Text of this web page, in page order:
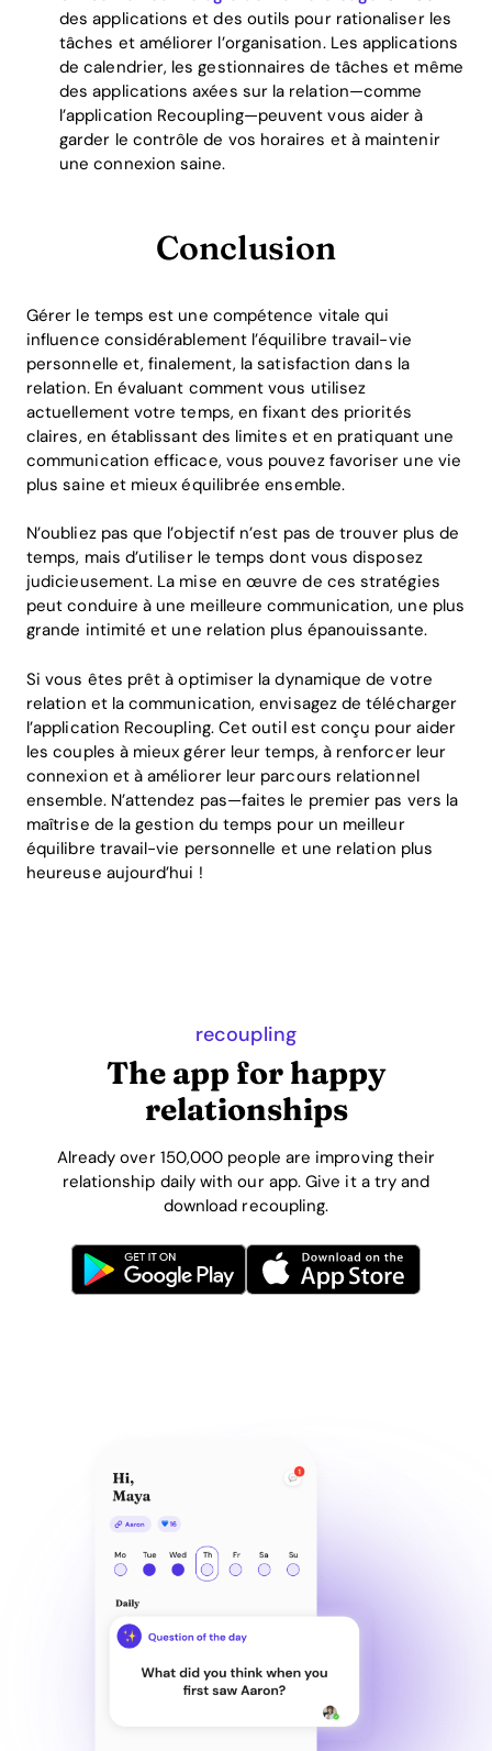
des applications et des outils pour rationaliser les
tâches et améliorer l’organisation. Les applications
de calendrier, les gestionnaires de tâches et même
des applications axées sur la relation—comme
l’application Recoupling—peuvent vous aider à
garder le contrôle de vos horaires et à maintenir
une connexion saine.
Conclusion
Gérer le temps est une compétence vitale qui
influence considérablement l’équilibre travail-vie
personnelle et, finalement, la satisfaction dans la
relation. En évaluant comment vous utilisez
actuellement votre temps, en fixant des priorités
claires, en établissant des limites et en pratiquant une
communication efficace, vous pouvez favoriser une vie
plus saine et mieux équilibrée ensemble.
N’oubliez pas que l’objectif n’est pas de trouver plus de
temps, mais d’utiliser le temps dont vous disposez
judicieusement. La mise en œuvre de ces stratégies
peut conduire à une meilleure communication, une plus
grande intimité et une relation plus épanouissante.
Si vous êtes prêt à optimiser la dynamique de votre
relation et la communication, envisagez de télécharger
l’application Recoupling. Cet outil est conçu pour aider
les couples à mieux gérer leur temps, à renforcer leur
connexion et à améliorer leur parcours relationnel
ensemble. N’attendez pas—faites le premier pas vers la
maîtrise de la gestion du temps pour un meilleur
équilibre travail-vie personnelle et une relation plus
heureuse aujourd’hui !
recoupling
The app for happy
relationships
Already over 150,000 people are improving their
relationship daily with our app. Give it a try and
download recoupling.